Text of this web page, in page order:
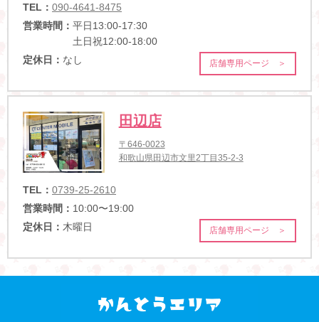
TEL： 090-4641-8475
営業時間： 平日13:00-17:30
土日祝12:00-18:00
定休日： なし 店舗専用ページ ＞
田辺店
〒646-0023
和歌山県田辺市文里2丁目35-2-3
TEL： 0739-25-2610
営業時間： 10:00〜19:00
定休日： 木曜日 店舗専用ページ ＞